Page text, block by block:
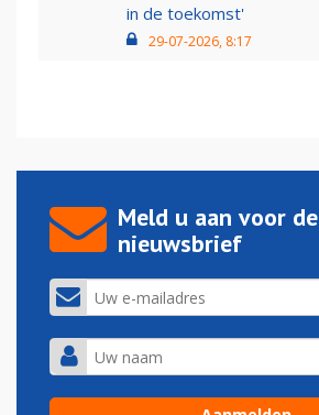
in de toekomst'
29-07-2026, 8:17
Meld u aan voor de
nieuwsbrief